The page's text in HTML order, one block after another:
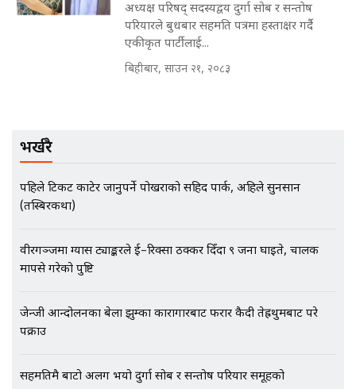
मृतकका परिवारप्रति मेडिकल
भौतारिदै सुवास || THE REPORTER
भिजिट भिसामा गृह मन्त्रालयकै सेटिङः१
अर्ब बढी घुस!|| SIDHAKURA ||
Followup: CCTV Footage Lost |
अध्यक्ष परिषद् सदस्यद्वय दुर्गा सोब र सन्तोष
परियारले बुधबार सहमति पत्रमा हस्ताक्षर गर्दै
एकीकृत पार्टीलाई...
बिहीबार, साउन २१, २०८३
भर्खरै
पहिले टिकट काटेर जानुपर्ने पोखराको सहिद पार्क, अहिले सुनसान
(तस्बिरकथा)
वीरगञ्जमा ग्यास ट्याङ्करले ई–रिक्सा ठक्कर दिँदा ९ जना घाइते, चालक
मापसे गरेको पुष्टि
जेन्जी आन्दोलनका बेला झुम्का कारागारबाट फरार कैदी तेह्रथुमबाट परे
पक्राउ
सहमतिमै बाटो अलग भयो दुर्गा सोब र सन्तोष परियार समूहको